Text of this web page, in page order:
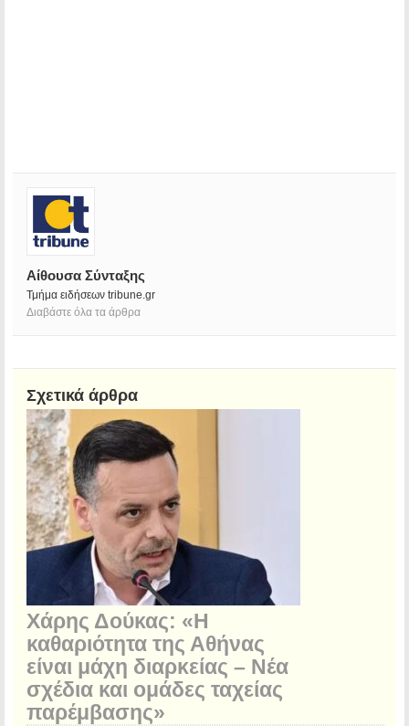
Αίθουσα Σύνταξης
Τμήμα ειδήσεων tribune.gr
Διαβάστε όλα τα άρθρα
Σχετικά άρθρα
Χάρης Δούκας: «Η
καθαριότητα της Αθήνας
είναι μάχη διαρκείας – Νέα
σχέδια και ομάδες ταχείας
παρέμβασης»